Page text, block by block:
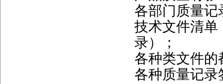
各部门质量记
技术文件清单
录）；
各种类文件的
各种质量记录